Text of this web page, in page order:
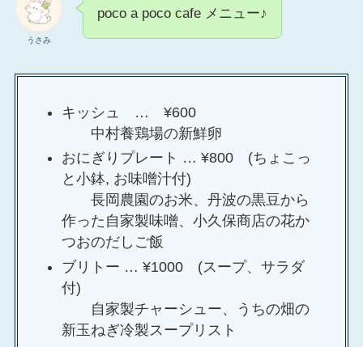
うさみ
poco a poco cafe メニュー♪
キッシュ … ¥600
中村養鶏場の新鮮卵
おにぎりプレート … ¥800 (ちょこっ
と小鉢, お味噌汁付)
長岡農園のお米、丹波の黒豆から
作った自家製味噌、小久保商店の花か
つおのだしご飯
ブリトー … ¥1000 (スープ、サラダ
付)
自家製チャーシュー、うちの畑の
新玉ねぎ冷製スープリスト